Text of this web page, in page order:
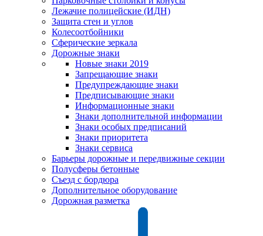
Лежачие полицейские (ИДН)
Защита стен и углов
Колесоотбойники
Сферические зеркала
Дорожные знаки
Новые знаки 2019
Запрещающие знаки
Предупреждающие знаки
Предписывающие знаки
Информационные знаки
Знаки дополнительной информации
Знаки особых предписаний
Знаки приоритета
Знаки сервиса
Барьеры дорожные и передвижные секции
Полусферы бетонные
Съезд с бордюра
Дополнительное оборудование
Дорожная разметка